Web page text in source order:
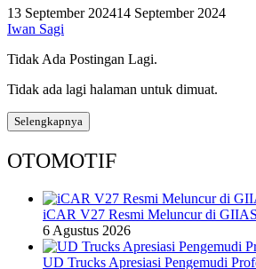
13 September 202414 September 2024
Iwan Sagi
Tidak Ada Postingan Lagi.
Tidak ada lagi halaman untuk dimuat.
Selengkapnya
OTOMOTIF
iCAR V27 Resmi Meluncur di
6 Agustus 2026
UD Trucks Apresiasi Pengemudi